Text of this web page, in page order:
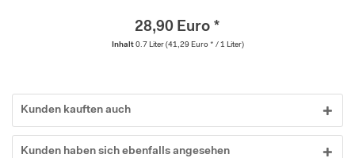
28,90 Euro *
Inhalt 0.7 Liter (41,29 Euro * / 1 Liter)
Kunden kauften auch
Kunden haben sich ebenfalls angesehen